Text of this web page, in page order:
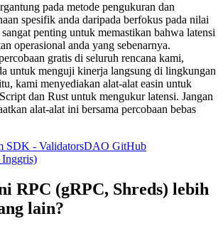
pada metode pengukuran dan
spesifik anda daripada berfokus pada nilai
penting untuk memastikan bahwa latensi
operasional anda yang sebenarnya.
gratis di seluruh rencana kami,
untuk menguji kinerja langsung di lingkungan
kami menyediakan alat-alat easin untuk
dan Rust untuk mengukur latensi. Jangan
alat-alat ini bersama percobaan bebas
SDK - ValidatorsDAO GitHub
Inggris)
RPC (gRPC, Shreds) lebih
lain?